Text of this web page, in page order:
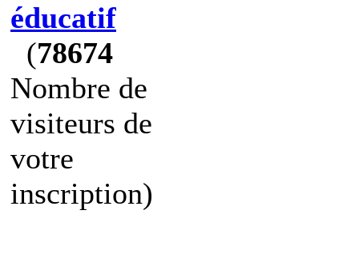
éducatif
(78674
Nombre de
visiteurs de
votre
inscription)